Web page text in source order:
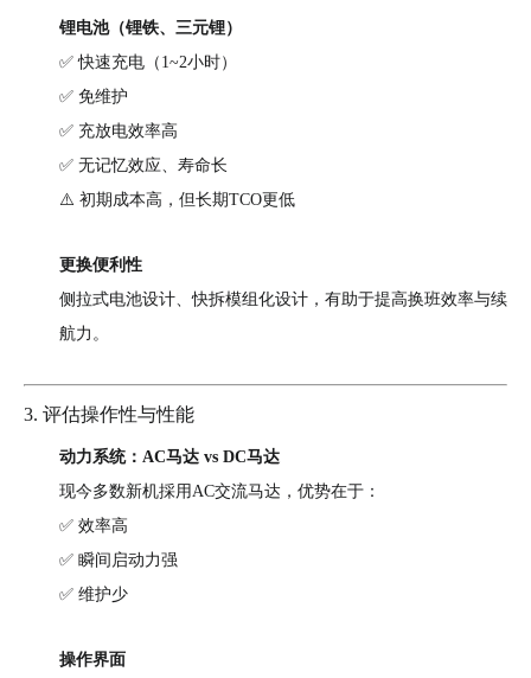
锂电池（锂铁、三元锂）
✅ 快速充电（1~2小时）
✅ 免维护
✅ 充放电效率高
✅ 无记忆效应、寿命长
⚠️ 初期成本高，但长期TCO更低
更换便利性
侧拉式电池设计、快拆模组化设计，有助于提高换班效率与续
航力。
3. 评估操作性与性能
动力系统：AC马达 vs DC马达
现今多数新机採用AC交流马达，优势在于：
✅ 效率高
✅ 瞬间启动力强
✅ 维护少
操作界面